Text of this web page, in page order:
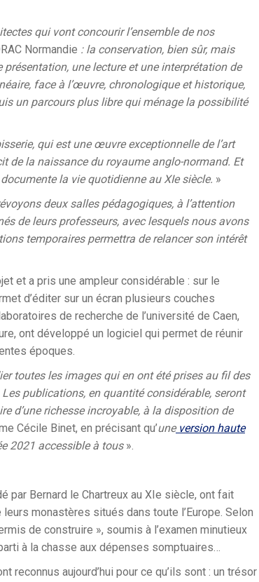
qui vont concourir l’ensemble de nos
Normandie : la conservation, bien sûr, mais
une lecture et une interprétation de
face à l’œuvre, chronologique et historique,
un parcours plus libre qui ménage la possibilité
qui est une œuvre exceptionnelle de l’art
de la naissance du royaume anglo-normand. Et
la vie quotidienne au XIe siècle. »
deux salles pédagogiques, à l’attention
de leurs professeurs, avec lesquels nous avons
temporaires permettra de relancer son intérêt
et a pris une ampleur considérable : sur le
d’éditer sur un écran plusieurs couches
de recherche de l’université de Caen,
ont développé un logiciel qui permet de réunir
époques.
toutes les images qui en ont été prises au fil des
publications, en quantité considérable, seront
d’une richesse incroyable, à la disposition de
Cécile Binet, en précisant qu’uneversion haute
2021 accessible à tous».
par Bernard le Chartreux au XIe siècle, ont fait
monastères situés dans toute l’Europe. Selon
de construire », soumis à l’examen minutieux
à la chasse aux dépenses somptuaires…
reconnus aujourd’hui pour ce qu’ils sont : un trésor